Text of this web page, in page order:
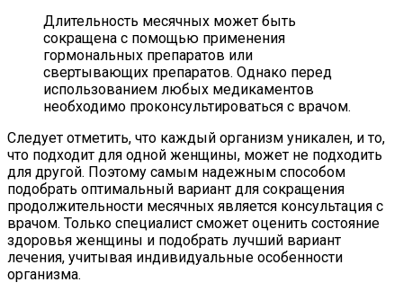
Длительность месячных может быть
сокращена с помощью применения
гормональных препаратов или
свертывающих препаратов. Однако перед
использованием любых медикаментов
необходимо проконсультироваться с врачом.
Следует отметить, что каждый организм уникален, и то,
что подходит для одной женщины, может не подходить
для другой. Поэтому самым надежным способом
подобрать оптимальный вариант для сокращения
продолжительности месячных является консультация с
врачом. Только специалист сможет оценить состояние
здоровья женщины и подобрать лучший вариант
лечения, учитывая индивидуальные особенности
организма.